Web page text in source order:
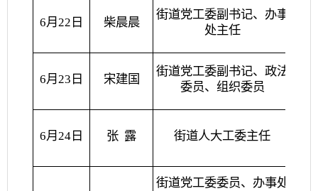
6月22日 柴晨晨
街道党工委副书记、办事
处主任
6月23日 宋建国
街道党工委副书记、政法
委员、组织委员
6月24日 张 露 街道人大工委主任
街道党工委委员、办事处